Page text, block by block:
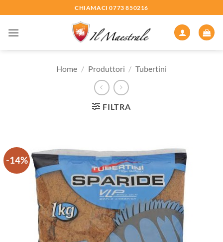
ai
contenuti
CHIAMACI 0773 850216
Home / Produttori / Tubertini
FILTRA
-14%